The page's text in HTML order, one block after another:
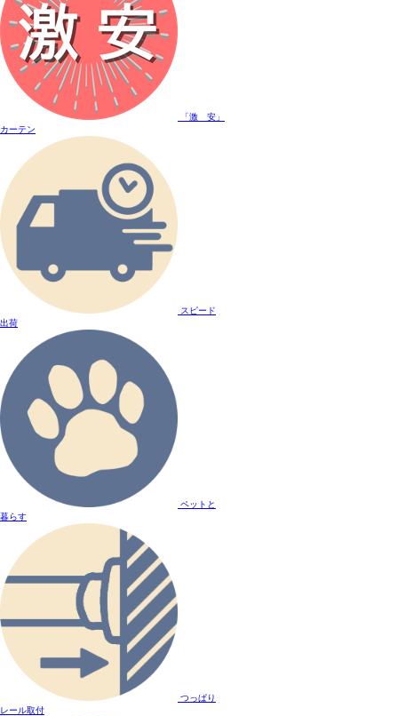
「激 安」
カーテン
スピード
出荷
ペットと
暮らす
つっぱり
レール取付